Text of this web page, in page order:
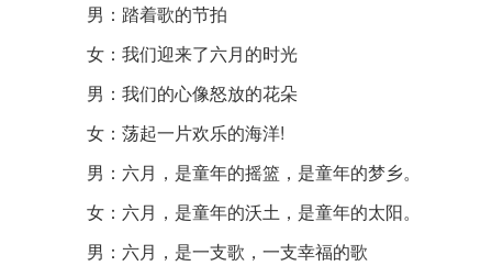
男：踏着歌的节拍
女：我们迎来了六月的时光
男：我们的心像怒放的花朵
女：荡起一片欢乐的海洋!
男：六月，是童年的摇篮，是童年的梦乡。
女：六月，是童年的沃土，是童年的太阳。
男：六月，是一支歌，一支幸福的歌